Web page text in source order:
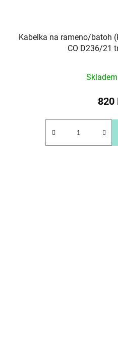
Kabelka na rameno/batoh
CO D236/21
Skladem
820